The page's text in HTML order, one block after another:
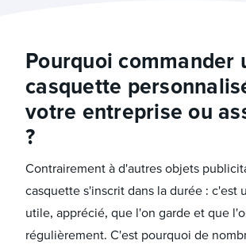
Pourquoi commander
casquette
votre entreprise ou
?
Contrairement à d'autres objets
casquette s'inscrit dans la durée : c'est
utile, apprécié, que l'on garde et que
régulièrement. C'est pourquoi de